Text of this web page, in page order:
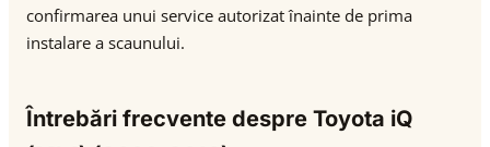
confirmarea unui service autorizat înainte de prima
instalare a scaunului.
Întrebări frecvente despre Toyota iQ